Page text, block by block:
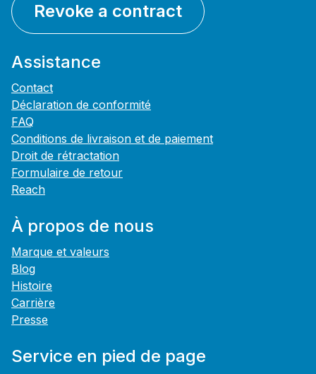
Revoke a contract
Assistance
Contact
Déclaration de conformité
FAQ
Conditions de livraison et de paiement
Droit de rétractation
Formulaire de retour
Reach
À propos de nous
Marque et valeurs
Blog
Histoire
Carrière
Presse
Service en pied de page